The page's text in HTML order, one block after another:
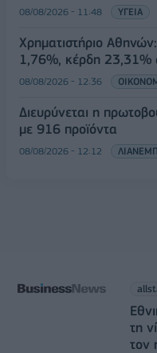
08/08/2026 - 11:48 ΥΓΕΙΑ
Χρηματιστήριο
1,76%, κέρδη 23,31%
08/08/2026 - 12:36
Διευρύνεται η
με 916 προϊόντα
08/08/2026 - 12:12
τη
τον